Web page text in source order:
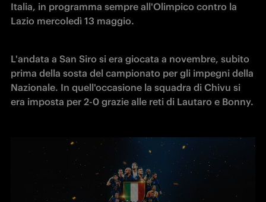
Italia, in programma sempre all'Olimpico contro la
Lazio mercoledì 13 maggio.
L'andata a San Siro si era giocata a novembre, subito
prima della sosta del campionato per gli impegni della
Nazionale. In quell'occasione la squadra di Chivu si
era imposta per 2-0 grazie alle reti di Lautaro e Bonny.